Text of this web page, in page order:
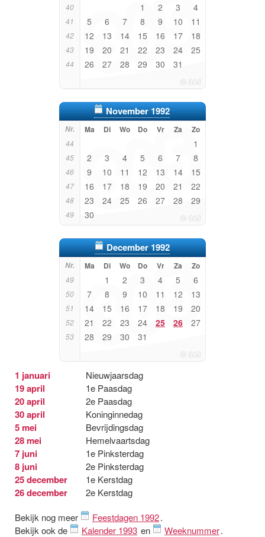
40 1 2 3 4
41 5 6 7 8 9 10 11
42 12 13 14 15 16 17 18
43 19 20 21 22 23 24 25
44 26 27 28 29 30 31
November 1992
Nr. Ma Di Wo Do Vr Za Zo
44 1
45 2 3 4 5 6 7 8
46 9 10 11 12 13 14 15
47 16 17 18 19 20 21 22
48 23 24 25 26 27 28 29
49 30
December 1992
Nr. Ma Di Wo Do Vr Za Zo
49 1 2 3 4 5 6
50 7 8 9 10 11 12 13
51 14 15 16 17 18 19 20
52 21 22 23 24 25 26 27
53 28 29 30 31
1 januari Nieuwjaarsdag
19 april 1e Paasdag
20 april 2e Paasdag
30 april Koninginnedag
5 mei Bevrijdingsdag
28 mei Hemelvaartsdag
7 juni 1e Pinksterdag
8 juni 2e Pinksterdag
25 december 1e Kerstdag
26 december
2e Kerstdag
Bekijk nog meer
Feestdagen 1992.
Bekijk ook de
Kalender 1993 en Weeknummer.